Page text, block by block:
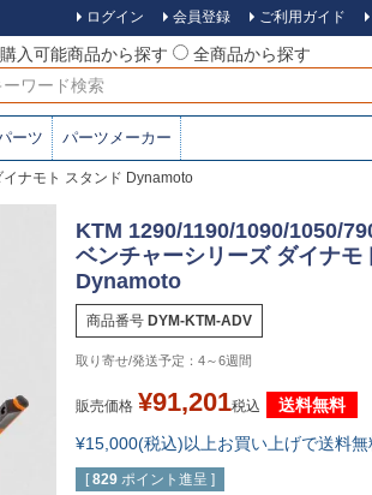
ログイン 会員登録 ご利用ガイド
購入可能商品から探す
全商品から探す
ーツ パーツメーカー
ナモト スタンド Dynamoto
KTM 1290/1190/1090/1050/
ベンチャーシリーズ ダイナモ
Dynamoto
商品番号 DYM-KTM-ADV
4～6週間
販売価格 ¥91,201税込
送料無料
¥15,000(税込)以上お買い上げで送料無
[ 829 ポイント進呈 ]